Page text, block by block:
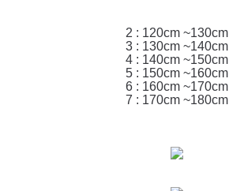
2 : 120cm ~130cm
3 : 130cm ~140cm
4 : 140cm ~150cm
5 : 150cm ~160cm
6 : 160cm ~170cm
7 : 170cm ~180cm